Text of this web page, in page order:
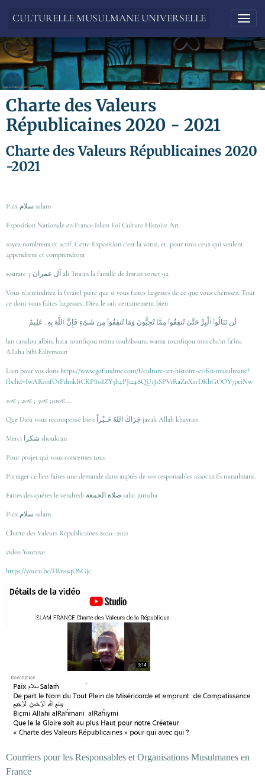
CULTURELLE MUSULMANE UNIVERSELLE
Charte des Valeurs
Républicaines 2020 - 2021
Charte des Valeurs Républicaines 2020
-2021
Paix سلام salam
Exposition Nationale en France Islam Foi Culture Histoire Art
soyez nombreux et actif. Cette Exposition c'est la votre, et pour tous ceux qui veulent
appendrent et comprendrent
sourate 3 آل عمران āli ʿImrān la famille de Imran verset 92
Vous n'atteindriez la (vraie) piété que si vous faites largesses de ce que vous chérissez. Tout
ce dont vous faites largesses, Dieu le sait certainement bien
لَن تَنَالُوا۟ ٱلْبِرَّ حَتَّىٰ تُنفِقُوا۟ مِمَّا تُحِبُّونَ وَمَا تُنفِقُوا۟ مِن شَىْءٍ فَإِنَّ ٱللَّهَ بِهِۦ عَلِيمٌ
lan tanalou albira ĥata tounfiqou mima touĥibouna wama tounfiqou min cha'in fa'îna
Allaha bihi Ɛaliymoun
Lien pour vos dons https://www.gofundme.com/f/culture-art-histoire-et-foi-musulmane?
fbclid=IwAR0nfO1PdmkBCKPl6sIZY5h4PJi248QU1JsSPVrRaZnX1vDKhGOOY7peiNw
10€ ; 20€ ; 50€ ;100€….
Que Dieu vous récompense bien جَزاكَ اللهُ خَـيْراً jazak Allah khayran
Merci شكرا shoukran
Pour projet qui vous concernes tous
Partager ce lien faites une demande dans auprès de vos responsables associatifs musulmans.
Faites des quêtes le vendredi صلاة الجمعة salat jumaha
Paix سلام salam
Charte des Valeurs Républicaines 2020 -2021
video Youtuve
https://youtu.be/FRnssqOSGjc
Courriers pour les Responsables et Organisations Musulmanes en
France